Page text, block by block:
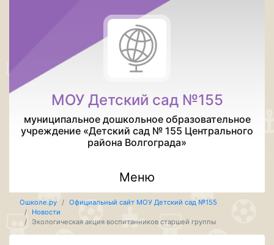
МОУ Детский сад №155
муниципальное дошкольное образовательное
учреждение «Детский сад № 155 Центрального
района Волгограда»
Меню
Ошколе.ру
Официальный сайт МОУ Детский сад №155
Новости
Экологическая акция воспитанников старшей группы